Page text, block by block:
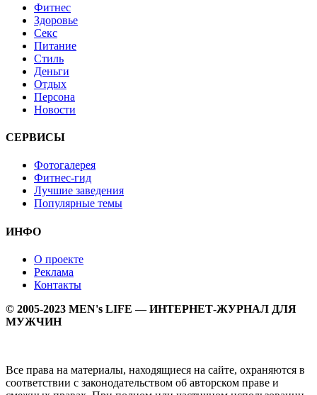
Фитнес
Здоровье
Секс
Питание
Стиль
Деньги
Отдых
Персона
Новости
СЕРВИСЫ
Фотогалерея
Фитнес-гид
Лучшие заведения
Популярные темы
ИНФО
О проекте
Реклама
Контакты
© 2005-2023 MEN's LIFE — ИНТЕРНЕТ-ЖУРНАЛ ДЛЯ
МУЖЧИН
Все права на материалы, находящиеся на сайте, охраняются в
соответствии с законодательством об авторском праве и